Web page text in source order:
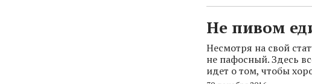
Не пивом
Несмотря на свой
не пафосный. Здесь
идет о том, чтобы